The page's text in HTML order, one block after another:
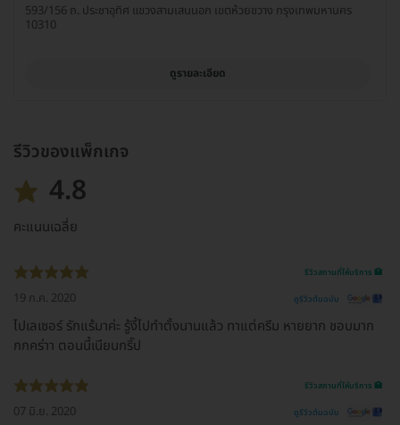
593/156 ถ. ประชาอุทิศ แขวงสามเสนนอก เขตห้วยขวาง กรุงเทพมหานคร
10310
ดูรายละเอียด
รีวิวของแพ็กเกจ
4.8
คะแนนเฉลี่ย
รีวิวสถานที่ให้บริการ 🏥
19 ก.ค. 2020 ดูรีวิวต้นฉบับ
ไปเลเซอร์ รักแร้มาค่ะ รู้งี้ไปทำตั้งนานแล้ว ทาแต่ครีม หายยาก ชอบมาก
กกคร่าา ตอนนี้เนียนกริ๊ป
รีวิวสถานที่ให้บริการ 🏥
07 มิ.ย. 2020 ดูรีวิวต้นฉบับ